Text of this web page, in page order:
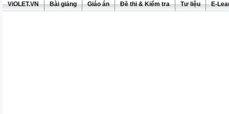
ViOLET.VN Bài giảng Giáo án Đề thi & Kiểm tra Tư liệu E-